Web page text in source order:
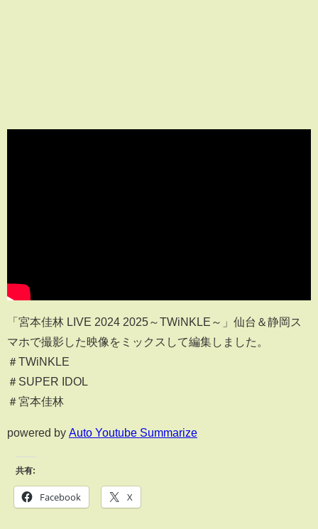
「宮本佳林 LIVE 2024 2025～TWiNKLE～」仙台＆静岡ス
マホで撮影した映像をミックスして編集しました。
＃TWiNKLE
＃SUPER IDOL
＃宮本佳林
powered by Auto Youtube Summarize
共有:
Facebook X